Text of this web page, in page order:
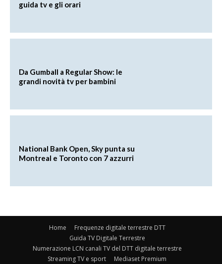
guida tv e gli orari
Da Gumball a Regular Show: le
grandi novità tv per bambini
National Bank Open, Sky punta su
Montreal e Toronto con 7 azzurri
Home
Frequenze digitale terrestre DTT
Guida TV Digitale Terrestre
Numerazione LCN canali TV del DTT digitale terrestre
Streaming TV e sport
Mediaset Premium